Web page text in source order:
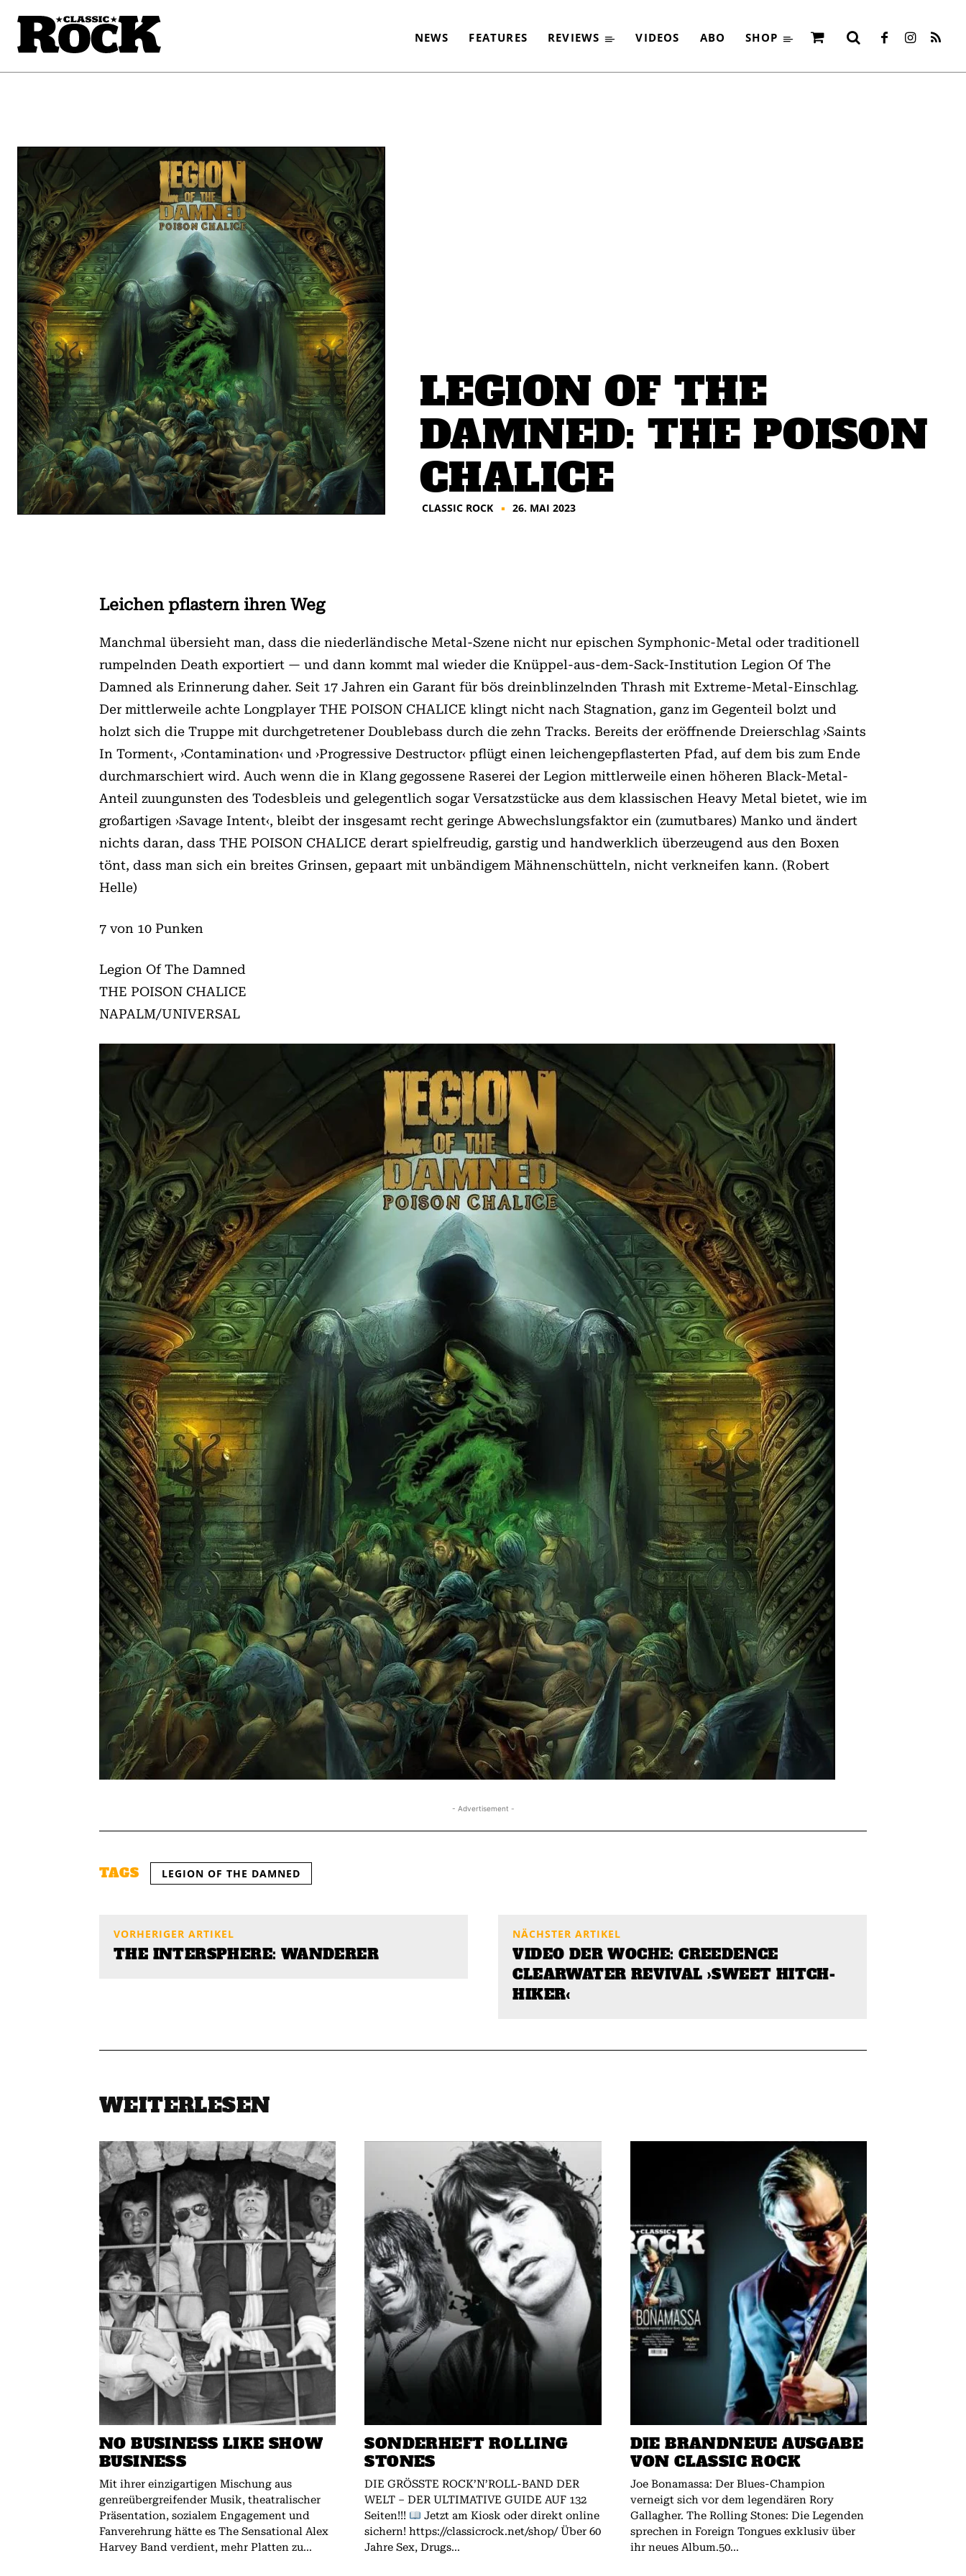
NEWS FEATURES REVIEWS VIDEOS ABO SHOP
LEGION OF THE
DAMNED: THE POISON
CHALICE
CLASSIC ROCK ■ 26. MAI 2023
Leichen pflastern ihren Weg
Manchmal übersieht man, dass die niederländische Metal-Szene nicht nur epischen Symphonic-Metal oder traditionell
rumpelnden Death exportiert — und dann kommt mal wieder die Knüppel-aus-dem-Sack-Institution Legion Of The
Damned als Erinnerung daher. Seit 17 Jahren ein Garant für bös dreinblinzelnden Thrash mit Extreme-Metal-Einschlag.
Der mittlerweile achte Longplayer THE POISON CHALICE klingt nicht nach Stagnation, ganz im Gegenteil bolzt und
holzt sich die Truppe mit durchgetretener Doublebass durch die zehn Tracks. Bereits der eröffnende Dreierschlag ›Saints
In Torment‹, ›Contamination‹ und ›Progressive Destructor‹ pflügt einen leichengepflasterten Pfad, auf dem bis zum Ende
durchmarschiert wird. Auch wenn die in Klang gegossene Raserei der Legion mittlerweile einen höheren Black-Metal-
Anteil zuungunsten des Todesbleis und gelegentlich sogar Versatzstücke aus dem klassischen Heavy Metal bietet, wie im
großartigen ›Savage Intent‹, bleibt der insgesamt recht geringe Abwechslungsfaktor ein (zumutbares) Manko und ändert
nichts daran, dass THE POISON CHALICE derart spielfreudig, garstig und handwerklich überzeugend aus den Boxen
tönt, dass man sich ein breites Grinsen, gepaart mit unbändigem Mähnenschütteln, nicht verkneifen kann. (Robert
Helle)
7 von 10 Punken
Legion Of The Damned
THE POISON CHALICE
NAPALM/UNIVERSAL
- Advertisement -
TAGS LEGION OF THE DAMNED
VORHERIGER ARTIKEL
THE INTERSPHERE: WANDERER
NÄCHSTER ARTIKEL
VIDEO DER WOCHE: CREEDENCE
CLEARWATER REVIVAL ›SWEET HITCH-
HIKER‹
WEITERLESEN
NO BUSINESS LIKE SHOW
BUSINESS
Mit ihrer einzigartigen Mischung aus
genreübergreifender Musik, theatralischer
Präsentation, sozialem Engagement und
Fanverehrung hätte es The Sensational Alex
Harvey Band verdient, mehr Platten zu...
SONDERHEFT ROLLING
STONES
DIE GRÖSSTE ROCK’N’ROLL-BAND DER
WELT – DER ULTIMATIVE GUIDE AUF 132
Seiten!!!
Jetzt am Kiosk oder direkt online
sichern! https://classicrock.net/shop/ Über 60
Jahre Sex, Drugs...
DIE BRANDNEUE AUSGABE
VON CLASSIC ROCK
Joe Bonamassa: Der Blues-Champion
verneigt sich vor dem legendären Rory
Gallagher. The Rolling Stones: Die Legenden
sprechen in Foreign Tongues exklusiv über
ihr neues Album.50...